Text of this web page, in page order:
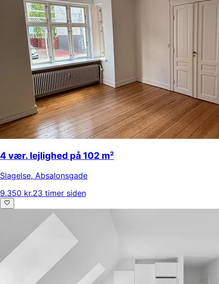
4 vær. lejlighed på 102 m²
Slagelse, Absalonsgade
9.350 kr.23 timer siden